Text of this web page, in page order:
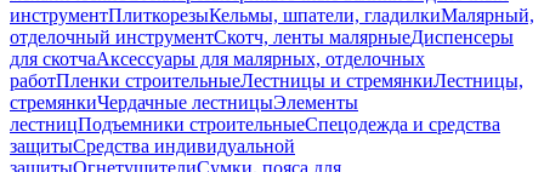
инструментПлиткорезыКельмы, шпатели, гладилкиМалярный,
отделочный инструментСкотч, ленты малярныеДиспенсеры
для скотчаАксессуары для малярных, отделочных
работПленки строительныеЛестницы и стремянкиЛестницы,
стремянкиЧердачные лестницыЭлементы
лестницПодъемники строительныеСпецодежда и средства
защитыСредства индивидуальной
защитыОгнетушителиСумки, пояса для